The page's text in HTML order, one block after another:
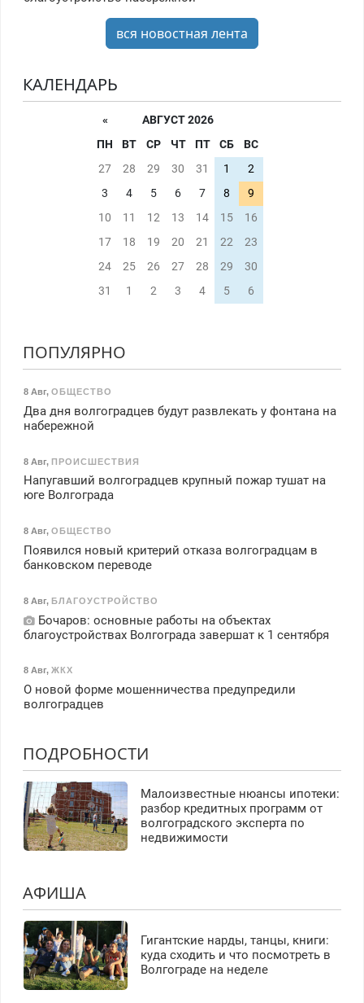
вся новостная лента
КАЛЕНДАРЬ
«
АВГУСТ 2026
ПН
ВТ СР ЧТ ПТ СБ
ВС
27
28 29 30 31 1
2
3
4 5 6 7 8
9
10
11 12 13 14 15
16
17
18 19 20 21 22
23
24
25 26 27 28 29
30
31
1 2 3 4 5 6
ПОПУЛЯРНО
8 Авг, ОБЩЕСТВО
Два дня волгоградцев будут развлекать у фонтана на
набережной
8 Авг, ПРОИСШЕСТВИЯ
Напугавший волгоградцев крупный пожар тушат на
юге Волгограда
8 Авг, ОБЩЕСТВО
Появился новый критерий отказа волгоградцам в
банковском переводе
8 Авг, БЛАГОУСТРОЙСТВО
Бочаров: основные работы на объектах
благоустройствах Волгограда завершат к 1 сентября
8 Авг, ЖКХ
О новой форме мошенничества предупредили
волгоградцев
ПОДРОБНОСТИ
Малоизвестные нюансы ипотеки:
разбор кредитных программ от
волгоградского эксперта по
недвижимости
АФИША
Гигантские нарды, танцы, книги:
куда сходить и что посмотреть в
Волгограде на неделе